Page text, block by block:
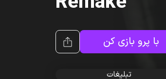
با پرو بازی کن
تبلیغات